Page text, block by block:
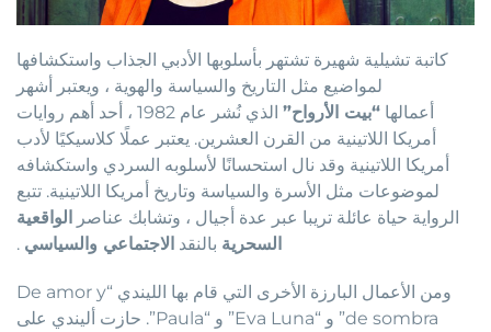
كاتبة تشيلية شهيرة تشتهر بأسلوبها الأدبي الجذاب واستكشافها
لمواضيع مثل التاريخ والسياسة والهوية ، ويعتبر أشهر
أعمالها “بيت الأرواح”
الذي نُشر عام 1982 ، أحد أهم روايات
أمريكا اللاتينية من القرن العشرين. يعتبر عملًا كلاسيكيًا لأدب
أمريكا اللاتينية وقد نال استحسانًا لأسلوبه السردي واستكشافه
لموضوعات مثل الأسرة والسياسة وتاريخ أمريكا اللاتينية. تتبع
الرواية حياة عائلة تريبا عبر عدة أجيال ، وتشابك عناصر الواقعية
السحريةبالنقد الاجتماعي والسياسي .
ومن الأعمال البارزة الأخرى التي قام بها الليندي “De amor y
de sombra” و “Eva Luna” و “Paula”. حازت أليندي على